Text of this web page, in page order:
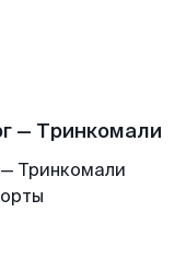
— Тринкомали
Тринкомали